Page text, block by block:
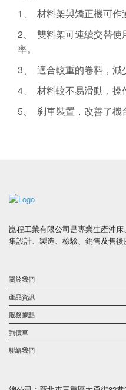
1、 材料架與矯正機可作
2、 雙料架可連續交替使
率。
3、 適合較重的卷料，減
4、 材料較不易滑動，操
5、 刹車裝置，改善了機
崑程工業有限公司是專業生產沖
集設計、製造、檢驗、銷售及售後
關於我們
產品資訊
服務據點
詢價車
聯絡我們